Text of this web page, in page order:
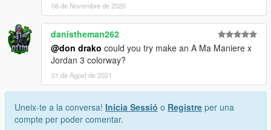
06 de Novembre de 2020
danistheman262
@don drako could you try make an A Ma Maniere x
Jordan 3 colorway?
01 de Agost de 2021
Uneix-te a la conversa! Inicia Sessió o Registre per una
compte per poder comentar.